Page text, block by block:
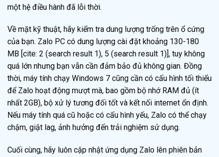
một hệ điều hành đã lỗi thời.
Về mặt kỹ thuật, hãy kiểm tra dung lượng trống trên ổ cứng
của bạn. Zalo PC có dung lượng cài đặt khoảng 130-180
MB [cite: 2 (search result 1), 5 (search result 1)], tuy không
quá lớn nhưng bạn vẫn cần đảm bảo đủ không gian. Đồng
thời, máy tính chạy Windows 7 cũng cần có cấu hình tối thiểu
để Zalo hoạt động mượt mà, bao gồm bộ nhớ RAM đủ (ít
nhất 2GB), bộ xử lý tương đối tốt và kết nối internet ổn định.
Nếu máy tính quá cũ hoặc có cấu hình yếu, Zalo có thể chạy
chậm, giật lag, ảnh hưởng đến trải nghiệm sử dụng.
Cuối cùng, hãy luôn cập nhật ứng dụng Zalo lên phiên bản